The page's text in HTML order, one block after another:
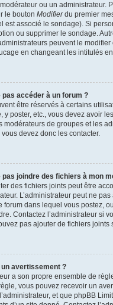
ou un administrateur.
le bouton Modifierdu premier
est associé le sondage). Si
ou supprimer le sondage.
peuvent le modifier
en changeant les intitulés
pas accéder à un forum ?
être réservés à certains
y poster, etc., vous devez avoir
modérateurs de groupes et les
devez donc les contacter.
pas joindre des fichiers à mon
des fichiers joints peut être
L’administrateur peut ne pas
forum dans lequel vous postez,
Contactez l’administrateur si
pas ajouter de fichiers joints
avertissement ?
a son propre ensemble de
vous pouvez recevoir un
et que phpBB